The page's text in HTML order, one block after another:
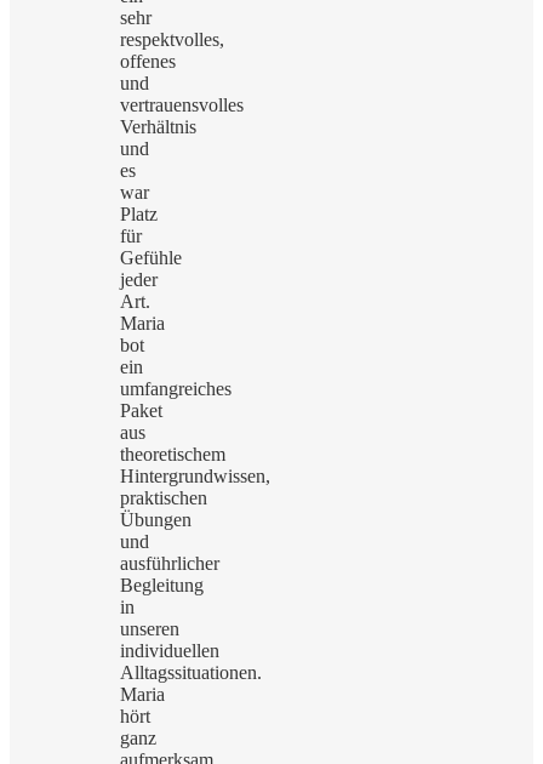
sehr
respektvolles,
offenes
und
vertrauensvolles
Verhältnis
und
es
war
Platz
für
Gefühle
jeder
Art.
Maria
bot
ein
umfangreiches
Paket
aus
theoretischem
Hintergrundwissen,
praktischen
Übungen
und
ausführlicher
Begleitung
in
unseren
individuellen
Alltagssituationen.
Maria
hört
ganz
aufmerksam